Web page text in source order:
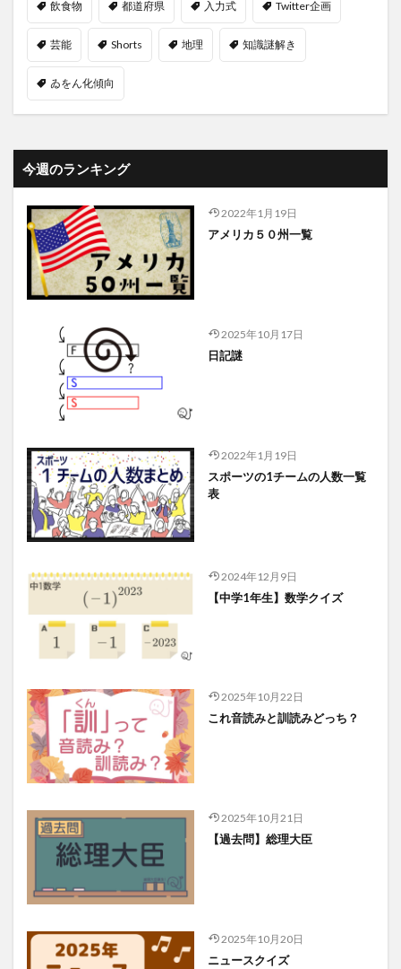
飲食物 都道府県 入力式 Twitter企画
芸能 Shorts 地理 知識謎解き
ゐをん化傾向
今週のランキング
2022年1月19日
アメリカ５０州一覧
2025年10月17日
日記謎
2022年1月19日
スポーツの1チームの人数一覧
表
2024年12月9日
【中学1年生】数学クイズ
2025年10月22日
これ音読みと訓読みどっち？
2025年10月21日
【過去問】総理大臣
2025年10月20日
ニュースクイズ